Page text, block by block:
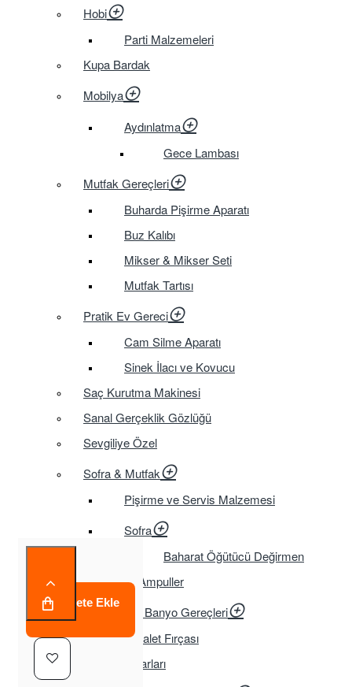
Hobi
Parti Malzemeleri
Kupa Bardak
Mobilya
Aydınlatma
Gece Lambası
Mutfak Gereçleri
Buharda Pişirme Aparatı
Buz Kalıbı
Mikser & Mikser Seti
Mutfak Tartısı
Pratik Ev Gereci
Cam Silme Aparatı
Sinek İlacı ve Kovucu
Saç Kurutma Makinesi
Sanal Gerçeklik Gözlüğü
Sevgiliye Özel
Sofra & Mutfak
Pişirme ve Servis Malzemesi
Sofra
Baharat Öğütücü Değirmen
Tasarruflu Ampuller
Temizlik ve Banyo Gereçleri
Tuvalet Fırçası
TV Aksesuarları
Sepete Ekle